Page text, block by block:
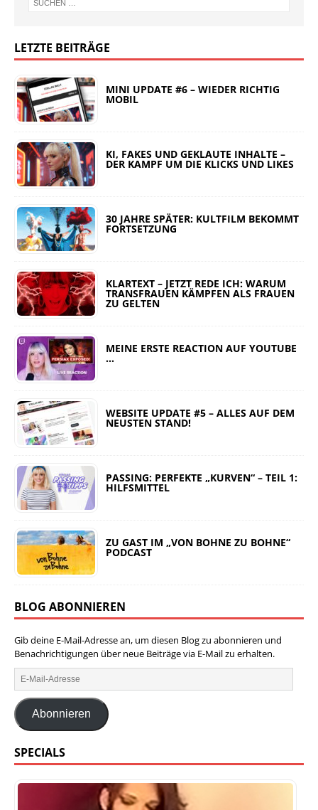
LETZTE BEITRÄGE
MINI UPDATE #6 – WIEDER RICHTIG
MOBIL
KI, FAKES UND GEKLAUTE INHALTE –
DER KAMPF UM DIE KLICKS UND LIKES
30 JAHRE SPÄTER: KULTFILM BEKOMMT
FORTSETZUNG
KLARTEXT – JETZT REDE ICH: WARUM
TRANSFRAUEN KÄMPFEN ALS FRAUEN
ZU GELTEN
MEINE ERSTE REACTION AUF YOUTUBE
…
WEBSITE UPDATE #5 – ALLES AUF DEM
NEUSTEN STAND!
PASSING: PERFEKTE „KURVEN“ – TEIL 1:
HILFSMITTEL
ZU GAST IM „VON BOHNE ZU BOHNE“
PODCAST
BLOG ABONNIEREN
Gib deine E-Mail-Adresse an, um diesen Blog zu abonnieren und
Benachrichtigungen über neue Beiträge via E-Mail zu erhalten.
Abonnieren
SPECIALS